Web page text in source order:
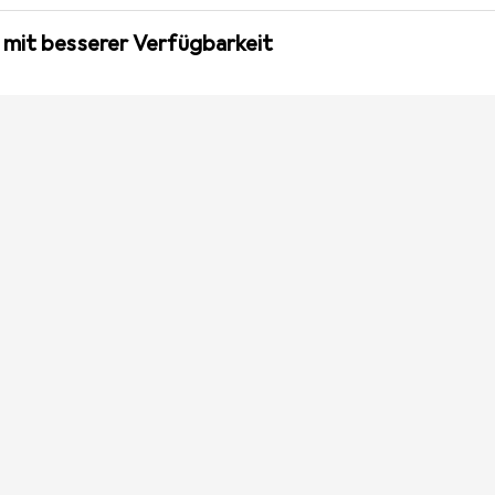
besserer Verfügbarkeit